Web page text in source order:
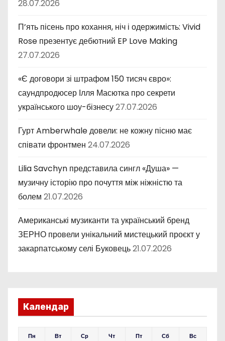
28.07.2026
П’ять пісень про кохання, ніч і одержимість: Vivid
Rose презентує дебютний EP Love Making
27.07.2026
«Є договори зі штрафом 150 тисяч євро»:
саундпродюсер Ілля Масютка про секрети
українського шоу-бізнесу27.07.2026
Гурт Amberwhale довели: не кожну пісню має
співати фронтмен 24.07.2026
Lilia Savchyn представила сингл «Душа» —
музичну історію про почуття між ніжністю та
болем 21.07.2026
Американські музиканти та український бренд
ЗЕРНО провели унікальний мистецький проєкт у
закарпатському селі Буковець21.07.2026
Календар
Пн Вт Ср Чт Пт Сб Вс